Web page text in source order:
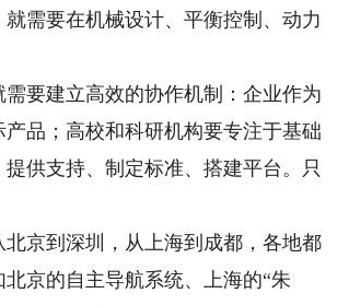
需要在机械设计、平衡控制、动力
要建立高效的协作机制：企业作为
品；高校和科研机构要专注于基础
供支持、制定标准、搭建平台。只
京到深圳，从上海到成都，各地都
京的自主导航系统、上海的“朱